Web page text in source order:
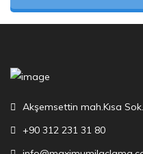
Akşemsettin mah.Kısa
+90 312 231 31 80